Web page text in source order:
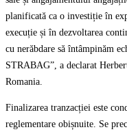
planificată ca o investiție în
execuție și în dezvoltarea
cu nerăbdare să întâmpinăm
STRABAG”, a declarat
Romania.
Finalizarea tranzacției este
reglementare obișnuite. Se